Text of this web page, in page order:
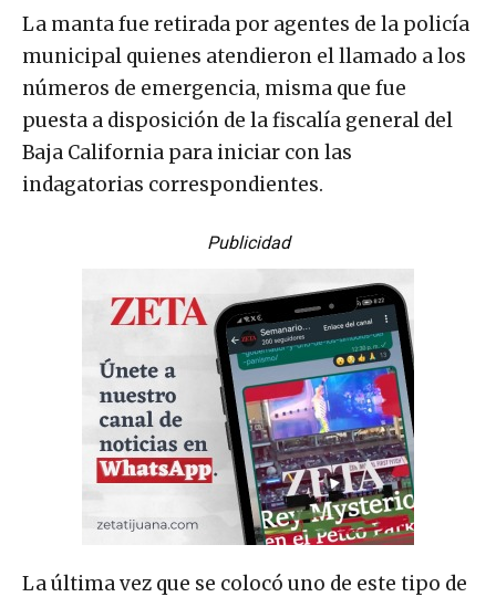
La manta fue retirada por agentes de la policía
municipal quienes atendieron el llamado a los
números de emergencia, misma que fue
puesta a disposición de la fiscalía general del
Baja California para iniciar con las
indagatorias correspondientes.
Publicidad
La última vez que se colocó uno de este tipo de